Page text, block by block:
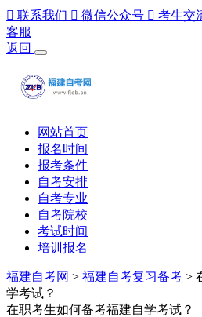
 联系我们  微信公众号  考生交
客服
返回
网站首页
报名时间
报考条件
自考安排
自考专业
自考院校
考试时间
培训报名
福建自考网 > 福建自考复习备考 >
学考试？
在职考生如何备考福建自学考试？